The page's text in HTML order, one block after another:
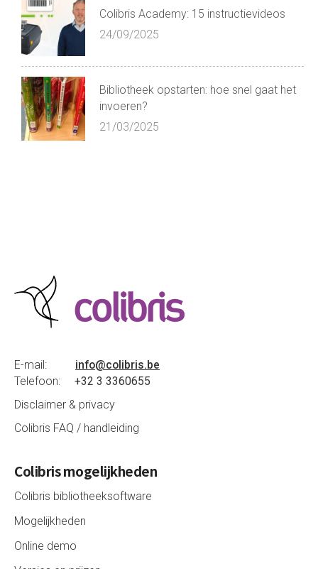
Colibris Academy: 15 instructievideos
24/09/2025
Bibliotheek opstarten: hoe snel gaat het
invoeren?
21/03/2025
E-mail: info@colibris.be
Telefoon: +32 3 3360655
Disclaimer & privacy
Colibris FAQ / handleiding
Colibris mogelijkheden
Colibris bibliotheeksoftware
Mogelijkheden
Online demo